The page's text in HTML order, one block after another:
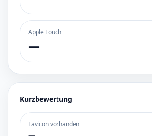
Apple Touch
—
Kurzbewertung
Favicon vorhanden